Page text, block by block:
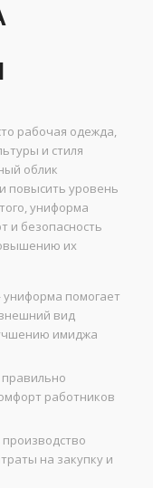
рабочая одежда,
и стиля
облик
повысить уровень
униформа
и безопасность
их
помогает
вид
имиджа
работников
на закупку и